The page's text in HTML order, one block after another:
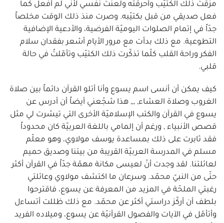
مزَّقتُ ذلك الكتيّب وأحرقته ولعنتُ نفسي لأنّي لم أفعل كما
فعل صديقي من قبل بكتيّبه. وصرت منذ ذلك الوقت مخلصاً
جدّاً في إتمام الصلوات اليوميّة الفرضية، والأدعية الإضافية
التطوعية. مع ذلك بدأت مع مرور الأيام أشعر بفقدان سلام
الفكر وراحة القلب كلّما تذكّرت ذلك الكتيّب وتأمّلتُ في حالة
قلبي.
كيف يمكن أن أنسى اسم يسوع وأنا أتلو القرآن دائماً بين صلاة
الغروب وصلاة العشاء, ,,, هذا شجّعني أيضاً أن أدرس عن
يسوع في القرآن والكتب الإسلاميّة الأخرى التي تيسّرت لي مثل
قصص الأنبياء , ورغم أن إلمامي باللغة العربيّة كان محدوداً
فقد ثابرت على ذلك بمساعدة يوسف مولاوي، وهو معلّم
مسلم في المدرسة العربيّة القريبة من بيتنا وصديق حميم
لعائلتنا. لقد وجدت أنّ لعيسى مكانة مهمّة جدّاً في القرآن أكثر
حتّى من النبيّ محمّد. وسرعان ما اكتشف مولاوي وعائلتي
رغبتي الملحّة في المزيد من المعرفة عن يسوع، فاقترحوا
بلطف أن أركّز دراستي أكثر عن محمّد. مع ذلك ظللت أتساءل
وأتأمّل في الآيات والفصول القرآنيّة عن يسوع، وميلاده الفريد